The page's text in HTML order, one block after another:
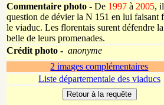
Commentaire photo - De 1997 à 2005,
question de dévier la N 151 en lui faisant
le viaduc. Les florentais surent défendre
belle de leurs promenades.
Crédit photo - anonyme
2 images complémentaires
Liste départementale des viaducs